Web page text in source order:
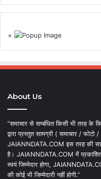
×
About Us
“समाचार से सम्बंधित किसी भी तरह के
द्वारा प्रस्तुत सामग्री ( समाचार / फोटो
JAIANNDATA.COM इस तरह की
है। JAIANNDATA.COM में प्रकाशित
स्वयं जिम्मेदार होगा,
की कोई भी जिम्मेदारी नहीं होगी.”